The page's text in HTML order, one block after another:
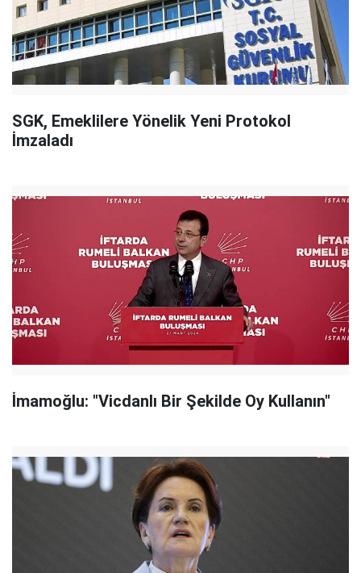
SGK, Emeklilere Yönelik Yeni Protokol
İmzaladı
İmamoğlu: "Vicdanlı Bir Şekilde Oy Kullanın"